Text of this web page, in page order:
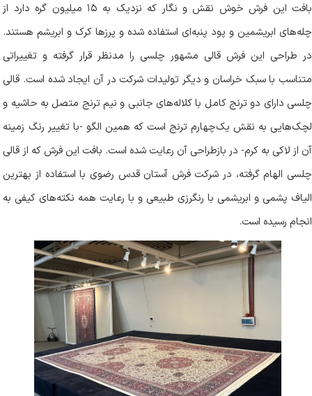
بافت این فرش خوش نقش و نگار که نزدیک به ۱۵ میلیون گره دارد از
چله‌های ابریشمین و پود پنبه‌ای استفاده شده و پرزها کرک و ابریشم هستند.
در طراحی این فرش قالی مشهور چلسی را مدنظر قرار گرفته و تغییراتی
متناسب با سبک خراسان و دیگر تولیدات شرکت در آن ایجاد شده است. قالی
چلسی دارای دو ترنج کامل با کلاله‌های جانبی و نیم ترنج متصل به حاشیه و
لچک‌هایی به نقش یک‌چهارم ترنج است که همین الگو -با تغییر رنگ زمینه
آن از لاکی به کرم- در بازطراحی آن رعایت شده است. بافت این فرش که از قالی
چلسی الهام گرفته، در شرکت فرش آستان قدس رضوی با استفاده از بهترین
الیاف پشمی و ابریشمی با رنگرزی طبیعی و با رعایت همه نکته‌های کیفی به
انجام رسیده است.